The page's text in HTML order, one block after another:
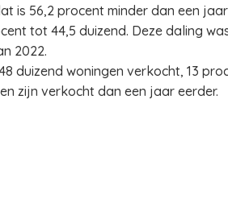
is 56,2 procent minder dan een
tot 44,5 duizend. Deze daling
2022.
duizend woningen verkocht, 13
zijn verkocht dan een jaar eerder.